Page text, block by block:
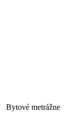
Bytové metrážne